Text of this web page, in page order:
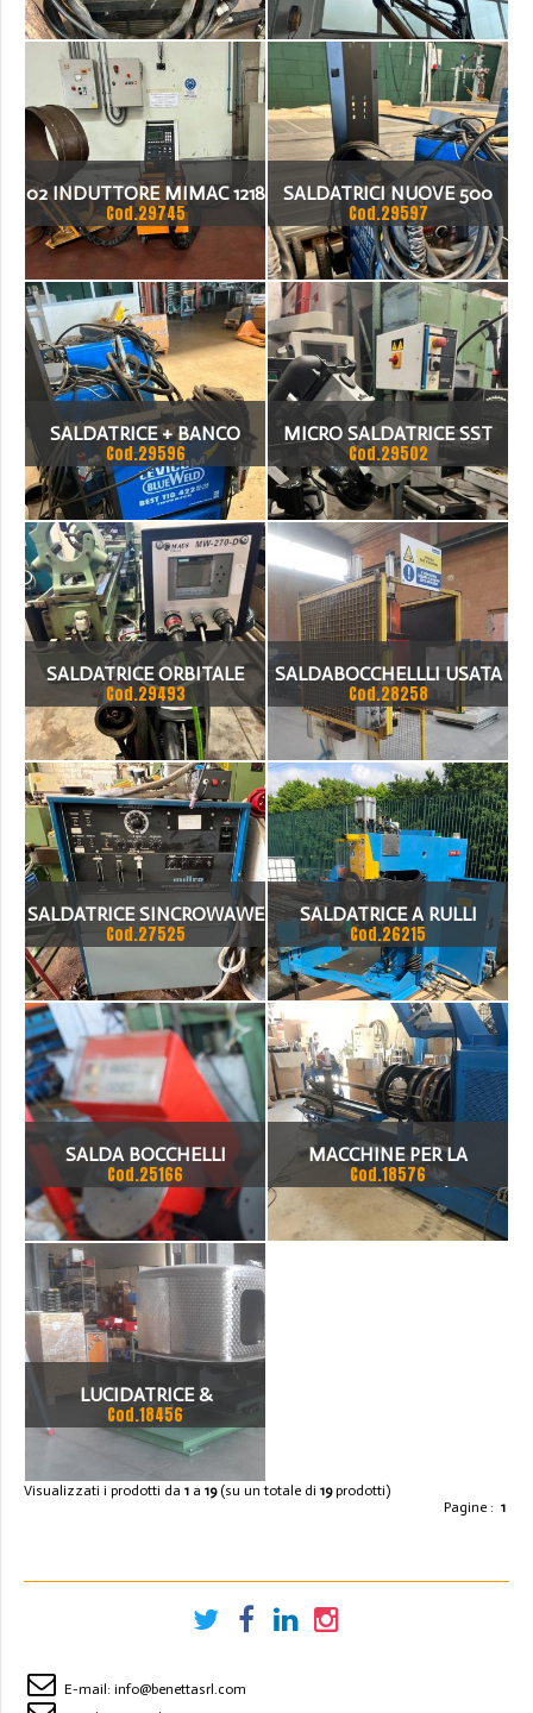
DALP PETH
02 INDUTTORE MIMAC 1218
​ COMPLETO DL EUROCOLD
Cod.29745
SALDATRICI NUOVE 500
AMPERE LEVICOM BLUIE
WELD BEST TIG 422
INVERTER
Cod.29597
SALDATRICE + BANCO
ASPIRATO FROLLI E ROBOT
CARPANO EQUIPMENT
Cod.29596
MICRO SALDATRICE SST
LASE ONE
Cod.29502
SALDATRICE ORBITALE
GIOTTO MAUS MV 270 D
Cod.29493
SALDABOCCHELLLI USATA
SENZA GENERATORE €1500
Cod.28258
SALDATRICE SINCROWAWE
Cod.27525
SALDATRICE A RULLI
Cod.26215
SALDA BOCCHELLI
Cod.25166
MACCHINE PER LA
SALDATURA TESTA/TESTA
CON PRECEDIMENTO TIG
Cod.18576
LUCIDATRICE &
SATINATRICE AUTOMATICA
PER SERBATOI
Cod.18456
Visualizzati i prodotti da 1 a 19(su un totale di 19prodotti)
Pagine : 1
E-mail: info@benettasrl.com